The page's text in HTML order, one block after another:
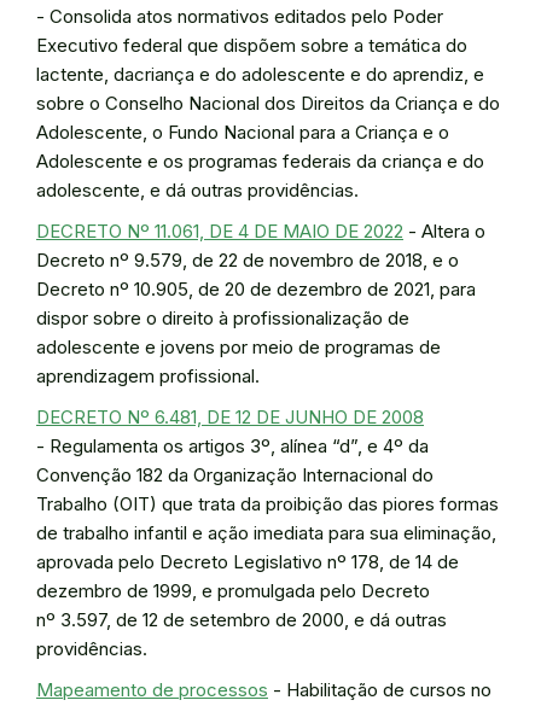
- Consolida atos normativos editados pelo Poder
Executivo federal que dispõem sobre a temática do
lactente, dacriança e do adolescente e do aprendiz, e
sobre o Conselho Nacional dos Direitos da Criança e do
Adolescente, o Fundo Nacional para a Criança e o
Adolescente e os programas federais da criança e do
adolescente, e dá outras providências.
DECRETO Nº 11.061, DE 4 DE MAIO DE 2022 - Altera o
Decreto nº 9.579, de 22 de novembro de 2018, e o
Decreto nº 10.905, de 20 de dezembro de 2021, para
dispor sobre o direito à profissionalização de
adolescente e jovens por meio de programas de
aprendizagem profissional.
DECRETO Nº 6.481, DE 12 DE JUNHO DE 2008
- Regulamenta os artigos 3º, alínea “d”, e 4º da
Convenção 182 da Organização Internacional do
Trabalho (OIT) que trata da proibição das piores formas
de trabalho infantil e ação imediata para sua eliminação,
aprovada pelo Decreto Legislativo nº 178, de 14 de
dezembro de 1999, e promulgada pelo Decreto
nº 3.597, de 12 de setembro de 2000, e dá outras
providências.
Mapeamento de processos - Habilitação de cursos no